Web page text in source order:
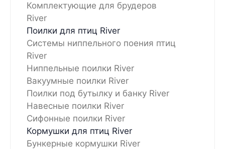
Комплектующие для брудеров
River
Поилки для птиц River
Системы ниппельного поения птиц
River
Ниппельные поилки River
Вакуумные поилки River
Поилки под бутылку и банку River
Навесные поилки River
Сифонные поилки River
Кормушки для птиц River
Бункерные кормушки River